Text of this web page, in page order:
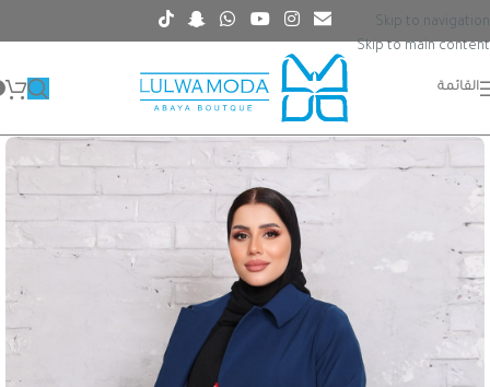
Skip to navigation
Skip to main content
القائمة